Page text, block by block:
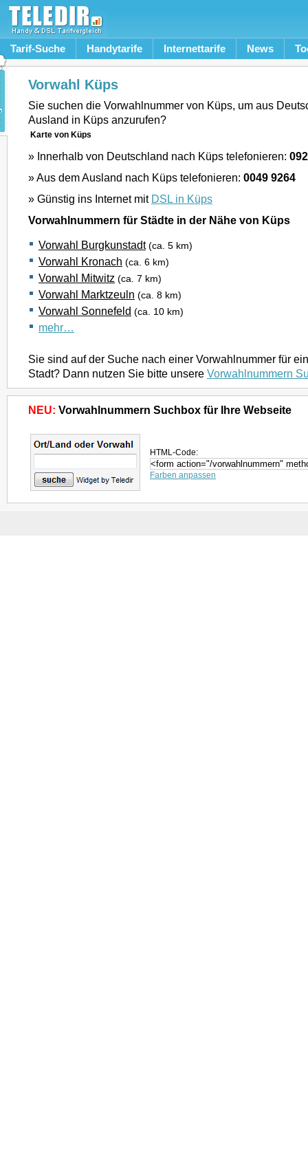
Tarif-Suche Handytarife Internettarife News
Vorwahl Küps
Sie suchen die Vorwahlnummer von Küps, um aus
Ausland in Küps anzurufen?
Karte von Küps
» Innerhalb von Deutschland nach Küps telefonieren:
» Aus dem Ausland nach Küps telefonieren: 0049 9264
» Günstig ins Internet mit DSL in Küps
Vorwahlnummern für Städte in der Nähe von Küps
Vorwahl Burgkunstadt (ca. 5 km)
Vorwahl Kronach (ca. 6 km)
Vorwahl Mitwitz (ca. 7 km)
Vorwahl Marktzeuln (ca. 8 km)
Vorwahl Sonnefeld (ca. 10 km)
mehr…
Sie sind auf der Suche nach einer Vorwahlnummer für
Stadt? Dann nutzen Sie bitte unsere Vorwahlnummern
NEU: Vorwahlnummern Suchbox für Ihre Webseite
HTML-Code:
Farben anpassen